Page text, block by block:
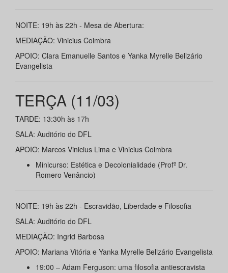
NOITE: 19h às 22h - Mesa de Abertura:
MEDIAÇÃO: Vinicius Coimbra
APOIO: Clara Emanuelle Santos e Yanka Myrelle Belizário
Evangelista
TERÇA (11/03)
TARDE: 13:30h às 17h
SALA: Auditório do DFL
APOIO: Marcos Vinicius Lima e Vinicius Coimbra
Minicurso: Estética e Decolonialidade (Profº Dr.
Romero Venâncio)
NOITE: 19h às 22h - Escravidão, Liberdade e Filosofia
SALA: Auditório do DFL
MEDIAÇÃO: Ingrid Barbosa
APOIO: Mariana Vitória e Yanka Myrelle Belizário Evangelista
19:00 – Adam Ferguson: uma filosofia antiescravista